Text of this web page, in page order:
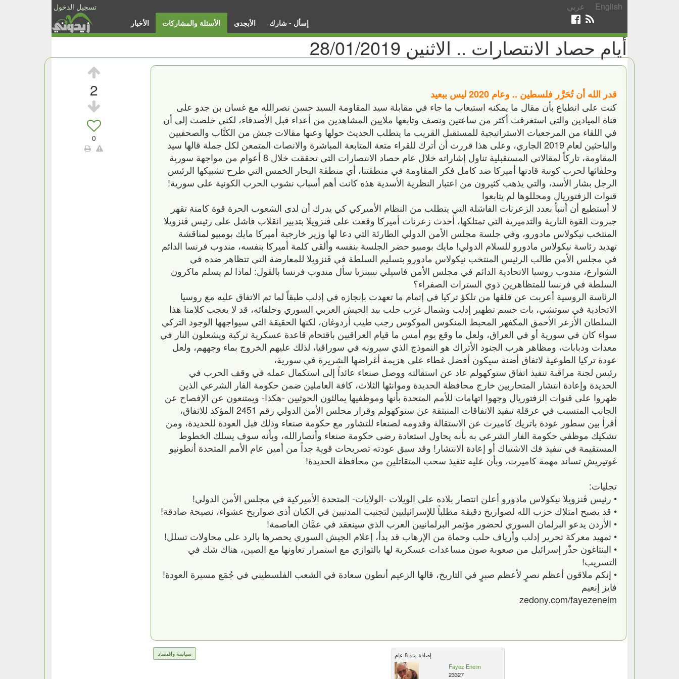
تسجيل الدخول عربي English
الأخبار الأسئلة والمشاركات الأبجدي إسأل - شارك
أيام حصاد الانتصارات .. الاثنين 28/01/2019
2
0
قدر الله أن تُحَرَّر فلسطين .. وعام 2020 ليس ببعيد
كنت على انطباع بأن مقال ما يمكنه استيعاب ما جاء في مقابلة سيد المقاومة السيد حسن نصرالله مع غسان بن جدو على
قناة الميادين والتي استغرقت أكثر من ساعتين ونصف وتابعها ملايين المشاهدين من أعداء قبل الأصدقاء، لكني خلصت إلى أن
في اللقاء من المرجعيات الاستراتيجية للمستقبل القريب ما يتطلب الحديث حولها وعنها مقالات جيش من الكتَّاب والصحفيين
والباحثين لعام 2019 الجاري، وعلى هذا قررت أن أترك للقراء متعة المتابعة المباشرة والانصات المتمعن لكل جملة قالها سيد
المقاومة، تاركاً لمقالاتي المستقبلية تناول إشاراته خلال عام حصاد الانتصارات التي تحققت خلال 8 أعوام من مواجهة سورية
وحلفائها لحرب كونية قادتها أميركا ضد كامل فكر المقاومة في منطقتنا، أي منطقة البحار الخمس التي طرح تشبيكها الرئيس
الرجل بشار الأسد، والتي يذهب كثيرون من اعتبار النظرية الأسدية هذه كانت أهم أسباب نشوب الحرب الكونية على سورية!
قنوات الزفتوريال ومحللوها لم يتابعوا
لا أستطيع أن أتنبأ بعدد الزعرنات الفاشلة التي يتطلب من النظام الأميركي كي يدرك أن لدى الشعوب الحرة قوة كامنة تقهر
جبروت القوة النارية والتدميرية التي تمتلكها، أحدث زعرنات أميركا وقعت على ڤنزويلا بتدبير انقلاب فاشل على رئيس ڤنزويلا
المنتخب نيكولاس مادورو، وفي جلسة مجلس الأمن الدولي الطارئة التي دعا لها وزير خارجية أميركا مايك بومبيو لمناقشة
تهديد رئاسة نيكولاس مادورو للسلام الدولي! مايك بومبيو حضر الجلسة بنفسه وألقى كلمة أميركا بنفسه، مندوب فرنسا الدائم
في مجلس الأمن طالب الرئيس المنتخب نيكولاس مادورو بتسليم السلطة في ڤنزويلا للمعارضة التي تتظاهر ضده في
الشوارع، مندوب روسيا الاتحادية الدائم في مجلس الأمن فاسيلي نيبينزيا سأل مندوب فرنسا بالقول: لماذا لم يسلم ماكرون
السلطة في فرنسا للمتظاهرين ذوي السترات الصفراء؟
الرئاسة الروسية أعربت عن قلقها من تلكؤ تركيا في إتمام ما تعهدت بإنجازه في إدلب طبقاً لما تم الاتفاق عليه مع روسيا
الاتحادية في سوتشي، بات حسم تطهير إدلب وشمال غرب حلب بيد الجيش العربي السوري وحلفائه، قد لا يعجب كلامنا هذا
السلطان الأزعر الأحمق المكفهر المحبط المنكوس الموكوس رجب طيب أردوغان، لكنها الحقيقة التي سيواجهها الوجود التركي
سواء كان في سورية أو في العراق، ولعل ما وقع يوم أمس ما قيام العراقيين باقتحام قاعدة عسكرية تركية ويشعلون النار في
معدات ودبابات، ومظاهر هرب الجنود الأتراك هو النموذج الذي سيرونه في سوراقيا، لذلك عليهم الخروج بماء وجههم، ولعل
عودة تركيا الطوعية لاتفاق أضنة سيكون أفضل غطاء على هزيمة أغراضها الشريرة في سورية،
رئيس لجنة مراقبة تنفيذ اتفاق ستوكهولم عاد عن استقالته ووصل صنعاء عائداً إلى استكمال عمله في وقف الحرب في
الحديدة وإعادة انتشار المتحاربين خارج محافظة الحديدة وموانئها الثلاث، كافة العاملين ضمن حكومة الفار الشرعي الذين
ظهروا على قنوات الزفتوريال وجهوا اتهامات للأمم المتحدة بأنها وموظفيها يمالئون الحوثيين -هكذا- ويمتنعون عن الإفصاح عن
الجانب المتسبب في عرقلة تنفيذ الاتفاقات المنبثقة عن ستوكهولم وقرار مجلس الأمن الدولي رقم 2451 المؤكد للاتفاق،
أقرأ بين سطور عودة باتريك كاميرت عن الاستقالة وقدومه لصنعاء للتشاور مع حكومة صنعاء وذلك قبل العودة للحديدة، ومن
تشكيك موظفي حكومة الفار الشرعي به بأنه يحاول استعادة رضى حكومة صنعاء وأنصارالله، وبأنه سوف يسلك الخطوط
المستقيمة في تنفيذ فك الاشتباك أو إعادة الانتشار! وقد سبق عودته تصريحات قوية جداً من أمين عام الأمم المتحدة أنطونيو
غوتيريش تساند مهمة كاميرت، وبأن عليه تنفيذ سحب المتقاتلين من محافظة الحديدة!
تجليات:
• رئيس ڤنزويلا نيكولاس مادورو أعلن انتصار بلاده على الويلات -الولايات- المتحدة الأميركية في مجلس الأمن الدولي!
• قد يصبح امتلاك حزب الله لصواريخ دقيقة مطلباً للإسرائيليين لتجنيب المدنيين في الكيان أذى صواريخ عشواء، نصيحة صادقة!
• الأردن يدعو البرلمان السوري لحضور مؤتمر البرلمانيين العرب الذي سينعقد في عمَّان العاصمة!
• تمهيد معركة تحرير إدلب وأرياف حلب وحماة من الإرهاب قد بدأ، إعلام الجيش السوري يحصرها بالرد على محاولات تسلل!
• البنتاغون حذّر إسرائيل من صعوبة صون مساعدات عسكرية لها بالتوازي مع استمرار تعاونها مع الصين، هناك شك في
التسريب!
• إنكم ملاقون أعظم نصرٍ لأعظم صبرٍ في التاريخ، قالها الزعيم أنطون سعادة في الشعب الفلسطيني في جُمَع مسيرة العودة!
فايز إنعيم
zedony.com/fayezeneim
سياسة واقتصاد
إضافة منذ 8 عام
Fayez Eneim
23327